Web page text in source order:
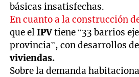
básicas insatisfechas.
En cuanto a la construcción
que elIPVtiene “33 barrios
provincia”, con desarrollos
viviendas.
Sobre la demanda